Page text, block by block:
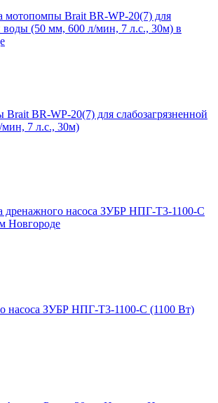
BR-WP-20(7) для слабозагрязненной
7 л.с., 30м)
насоса ЗУБР НПГ-Т3-1100-С (1100 Вт)